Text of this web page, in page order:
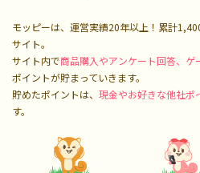
モッピーは、運営実績20年以上！累計
サイト。
サイト内で商品購入やアンケート回答、ゲ
ポイントが貯まっていきます。
貯めたポイントは、 現金やお好きな他社ポ
す。